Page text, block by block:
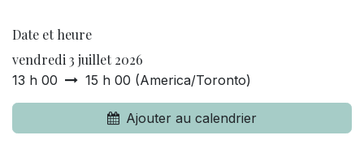
Date et heure
vendredi 3 juillet 2026
13 h 00 15 h 00 (America/Toronto)
Ajouter au calendrier